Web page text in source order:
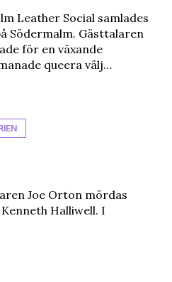
Leather Social samlades
Södermalm. Gästtalaren
för en växande
queera välj…
Joe Orton mördas
Halliwell. I